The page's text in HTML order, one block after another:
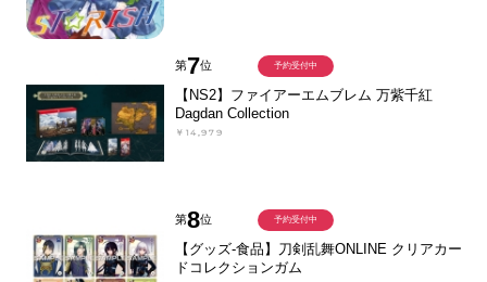
第7位
【NS2】ファイアーエムブレム 万紫千紅
Dagdan Collection
￥14,979
予約受付中
第8位
【グッズ-食品】刀剣乱舞ONLINE クリアカー
ドコレクションガム
予約受付中